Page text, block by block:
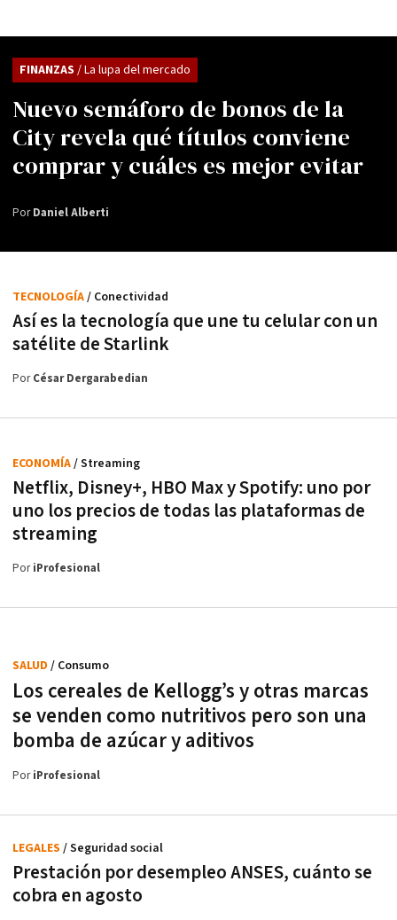
Nuevo semáforo de bonos de la
City revela qué títulos conviene
comprar y cuáles es mejor evitar
FINANZAS / La lupa del mercado
PorDaniel Alberti
Así es la tecnología que une tu celular con un
satélite de Starlink
TECNOLOGÍA/ Conectividad
PorCésar Dergarabedian
Netflix, Disney+, HBO Max y Spotify: uno por
uno los precios de todas las plataformas de
streaming
ECONOMÍA/ Streaming
PoriProfesional
Los cereales de Kellogg’s y otras marcas
se venden como nutritivos pero son una
bomba de azúcar y aditivos
SALUD / Consumo
PoriProfesional
Prestación por desempleo ANSES, cuánto se
cobra en agosto
LEGALES / Seguridad social